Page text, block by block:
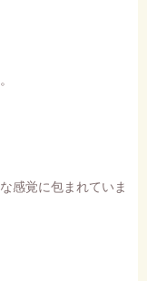
感覚に包まれていま